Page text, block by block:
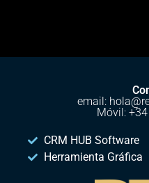
email:
Móvil:
CRM HUB Software
Herramienta Gráfica